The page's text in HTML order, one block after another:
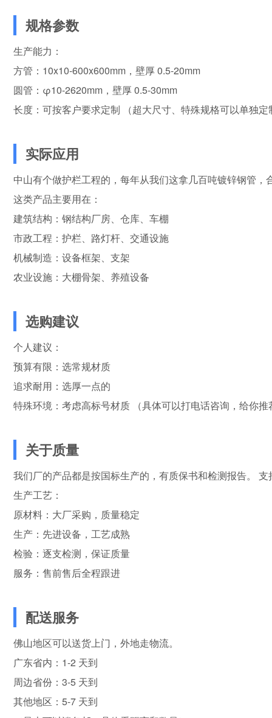
规格参数
生产能力：
方管：10x10-600x600mm，壁厚 0.5-20mm
圆管：φ10-2620mm，壁厚 0.5-30mm
长度：可按客户要求定制 （超大尺寸、特殊规格可以单独定
实际应用
中山有个做护栏工程的，每年从我们这拿几百吨镀锌钢管，
这类产品主要用在：
建筑结构：钢结构厂房、仓库、车棚
市政工程：护栏、路灯杆、交通设施
机械制造：设备框架、支架
农业设施：大棚骨架、养殖设备
选购建议
个人建议：
预算有限：选常规材质
追求耐用：选厚一点的
特殊环境：考虑高标号材质 （具体可以打电话咨询，给你推
关于质量
我们厂的产品都是按国标生产的，有质保书和检测报告。 支
生产工艺：
原材料：大厂采购，质量稳定
生产：先进设备，工艺成熟
检验：逐支检测，保证质量
服务：售前售后全程跟进
配送服务
佛山地区可以送货上门，外地走物流。
广东省内：1-2 天到
周边省份：3-5 天到
其他地区：5-7 天到